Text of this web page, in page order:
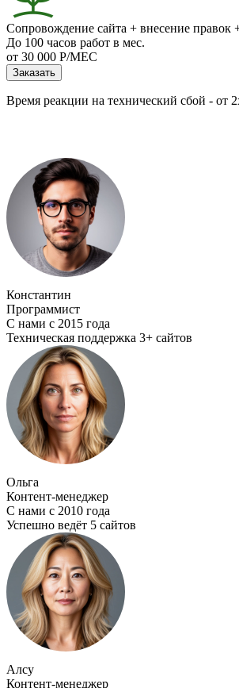
Сопровождение сайта + внесение правок
До 100 часов работ в мес.
от 30 000 Р/МЕС
Заказать
Время реакции на технический сбой - от
Константин
Программист
С нами с 2015 года
Техническая поддержка 3+ сайтов
Ольга
Контент-менеджер
С нами с 2010 года
Успешно ведёт 5 сайтов
Алсу
Контент-менеджер